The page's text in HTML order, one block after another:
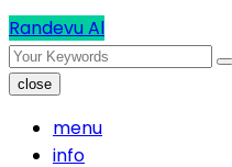
Randevu Al
close
menu
info